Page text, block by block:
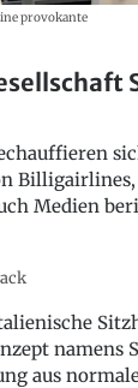
provokante
Medien
namens
aus